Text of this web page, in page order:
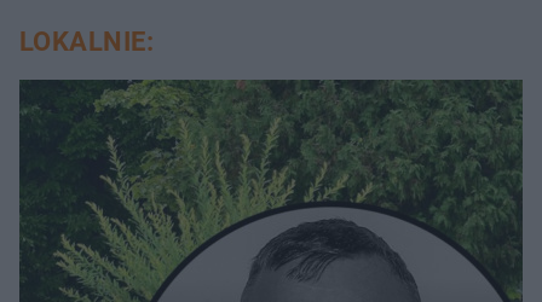
LOKALNIE: